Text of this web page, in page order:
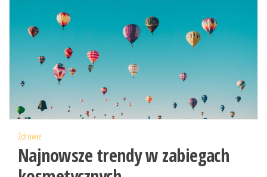
Zdrowie
Najnowsze trendy w zabiegach